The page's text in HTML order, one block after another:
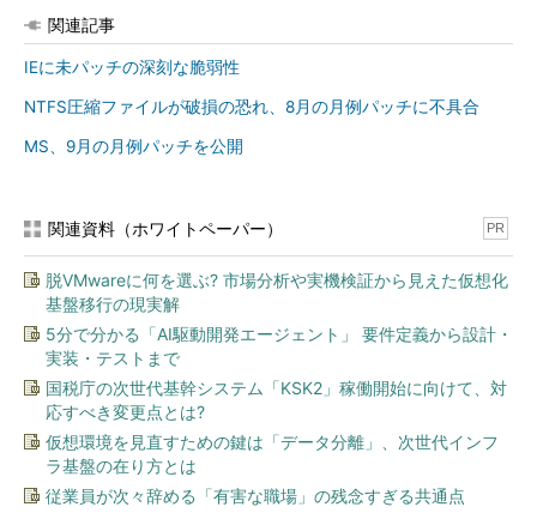
関連記事
IEに未パッチの深刻な脆弱性
NTFS圧縮ファイルが破損の恐れ、8月の月例パッチに不具合
MS、9月の月例パッチを公開
関連資料（ホワイトペーパー） PR
脱VMwareに何を選ぶ? 市場分析や実機検証から見えた仮想化
基盤移行の現実解
5分で分かる「AI駆動開発エージェント」 要件定義から設計・
実装・テストまで
国税庁の次世代基幹システム「KSK2」稼働開始に向けて、対
応すべき変更点とは?
仮想環境を見直すための鍵は「データ分離」、次世代インフ
ラ基盤の在り方とは
従業員が次々辞める「有害な職場」の残念すぎる共通点